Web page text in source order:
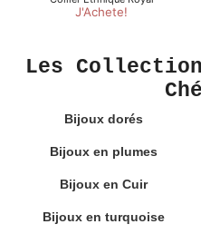
Les
Bijoux dorés
Bijoux en plumes
Bijoux en Cuir
Bijoux en turquoise